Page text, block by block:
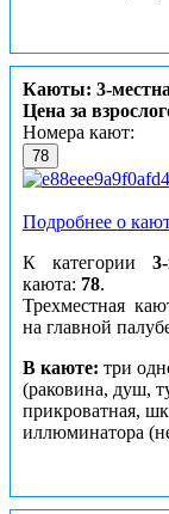
Каюты: 3-
Цена за
Номера кают:
78
Подробнее о
К категории
каюта: 78.
Трехместная
на главной
В каюте: три
(раковина, душ,
прикроватная,
иллюминатора